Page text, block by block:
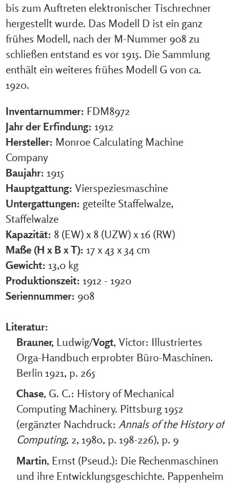
bis zum Auftreten elektronischer Tischrechner
hergestellt wurde. Das Modell D ist ein ganz
frühes Modell, nach der M-Nummer 908 zu
schließen entstand es vor 1915. Die Sammlung
enthält ein weiteres frühes Modell G von ca.
1920.
Inventarnummer: FDM8972
Jahr der Erfindung: 1912
Hersteller: Monroe Calculating Machine
Company
Baujahr: 1915
Hauptgattung: Vierspeziesmaschine
Untergattungen: geteilte Staffelwalze,
Staffelwalze
Kapazität: 8 (EW) x 8 (UZW) x 16 (RW)
Maße (H x B x T): 17 x 43 x 34 cm
Gewicht: 13,0 kg
Produktionszeit: 1912 - 1920
Seriennummer: 908
Literatur:
Brauner, Ludwig/Vogt, Victor: Illustriertes
Orga-Handbuch erprobter Büro-Maschinen.
Berlin 1921, p. 265
Chase, G. C.: History of Mechanical
Computing Machinery. Pittsburg 1952
(ergänzter Nachdruck: Annals of the History of
Computing, 2, 1980, p. 198-226), p. 9
Martin, Ernst (Pseud.): Die Rechenmaschinen
und ihre Entwicklungsgeschichte. Pappenheim